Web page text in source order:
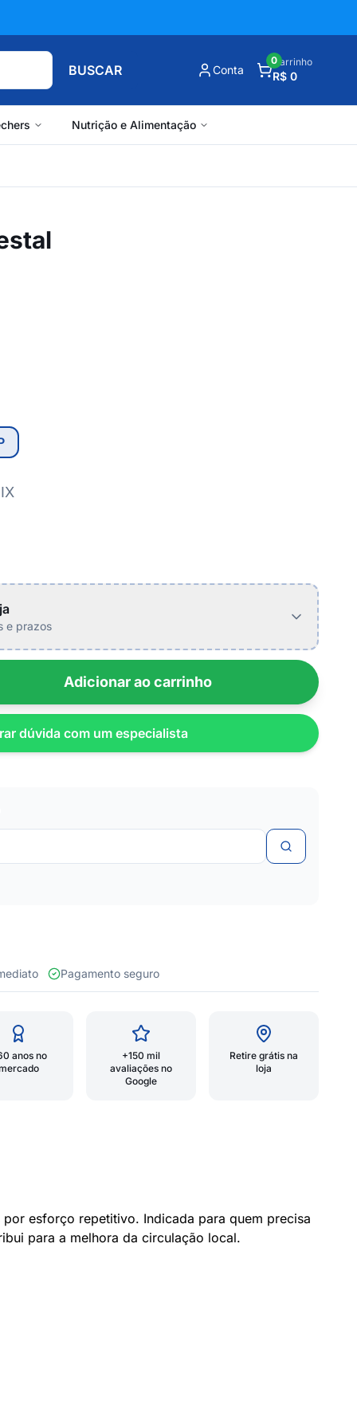
BUSCAR Conta
Carrinho
R$ 0
0
Nutrição e Alimentação
e prazos
Adicionar ao carrinho
dúvida com um especialista
Pagamento seguro
anos no
+150 mil
avaliações no
Google
Retire grátis na
loja
esforço repetitivo. Indicada para quem precisa
para a melhora da circulação local.